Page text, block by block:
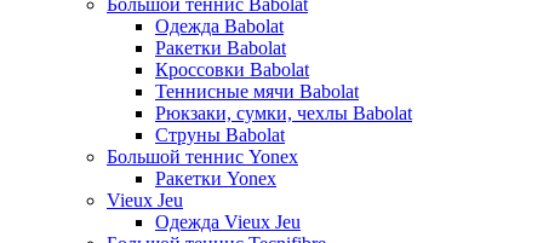
Большой теннис Babolat
Одежда Babolat
Ракетки Babolat
Кроссовки Babolat
Теннисные мячи Babolat
Рюкзаки, сумки, чехлы Babolat
Струны Babolat
Большой теннис Yonex
Ракетки Yonex
Vieux Jeu
Одежда Vieux Jeu